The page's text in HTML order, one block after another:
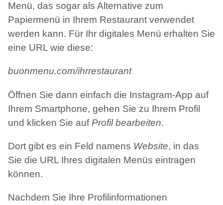
Menü, das sogar als Alternative zum
Papiermenü in Ihrem Restaurant verwendet
werden kann. Für Ihr digitales Menü erhalten Sie
eine URL wie diese:
buonmenu.com/ihrrestaurant
Öffnen Sie dann einfach die Instagram-App auf
Ihrem Smartphone, gehen Sie zu Ihrem Profil
und klicken Sie auf Profil bearbeiten.
Dort gibt es ein Feld namens Website, in das
Sie die URL Ihres digitalen Menüs eintragen
können.
Nachdem Sie Ihre Profilinformationen